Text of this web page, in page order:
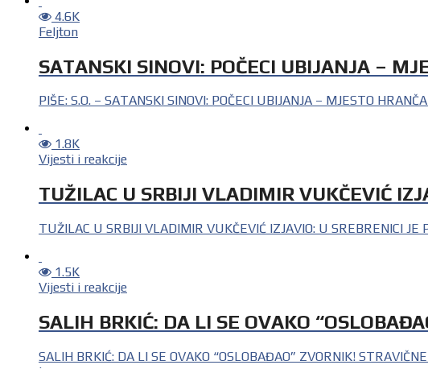
4.6K
Feljton
SATANSKI SINOVI: POČECI UBIJANJA –
PIŠE: S.O. – SATANSKI SINOVI: POČECI UBIJANJA – MJESTO
1.8K
Vijesti i reakcije
TUŽILAC U SRBIJI VLADIMIR VUKČEVIĆ
TUŽILAC U SRBIJI VLADIMIR VUKČEVIĆ IZJAVIO: U SREBRENICI
1.5K
Vijesti i reakcije
SALIH BRKIĆ: DA LI SE OVAKO
SALIH BRKIĆ: DA LI SE OVAKO “OSLOBAĐAO” ZVORNIK!